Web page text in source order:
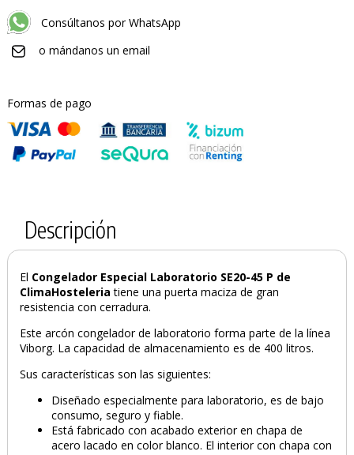
PRODUCTO AÑADIDO AL CARRITO
Consúltanos por WhatsApp
o mándanos un email
Formas de pago
Descripción
El Congelador Especial Laboratorio SE20-45 P de
ClimaHosteleriatiene una puerta maciza de gran
resistencia con cerradura.
Este arcón congelador de laboratorio forma parte de la línea
Viborg. La capacidad de almacenamiento es de 400 litros.
Sus características son las siguientes:
Diseñado especialmente para laboratorio, es de bajo
consumo, seguro y fiable.
Está fabricado con acabado exterior en chapa de
acero lacado en color blanco. El interior con chapa con